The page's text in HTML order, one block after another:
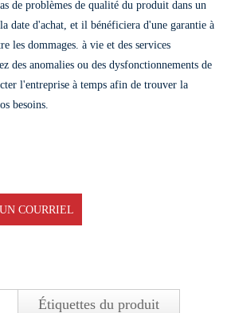
de problèmes de qualité du produit dans un
date d'achat, et il bénéficiera d'une garantie à
les dommages. à vie et des services
des anomalies ou des dysfonctionnements de
l'entreprise à temps afin de trouver la
besoins.
COURRIEL
Étiquettes du produit